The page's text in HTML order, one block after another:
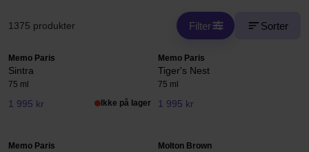
1375 produkter Filter Sorter
Memo Paris
Sintra
75 ml
1 995 kr Ikke på lager
Memo Paris
Tiger's Nest
75 ml
1 995 kr
Memo Paris Molton Brown